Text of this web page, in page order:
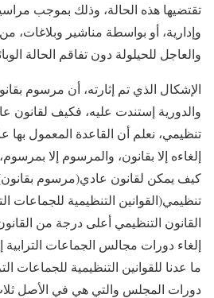
تقتضيها هذه الحالة، وذلك بموجب
وإدارية، أو بواسطة مناشير وبلاغات،
والعاجل للحيلولة دون تفاقم الحالة
الإشكال الذي تم إثارته، أن مرسوم
والدورية إستندت عليه، فكيف لقانون
تنظيمي، نعلم أن القاعدة المعمول بها
إلغاءه إلا بقانون، والمرسوم إلا
كيف يمكن لقانون عادي(مرسوم
تنظيمي(القوانين التنظيمية للجماعات
القانون التنظيمي أعلى درجة من
إلغاء دورات مجالس الجماعات الترابية
ما عدنا للقوانين التنظيمية للجماعات
دورات المجلس والتي هي في الأصل